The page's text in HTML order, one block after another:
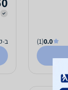
0.0
(1)
ב-